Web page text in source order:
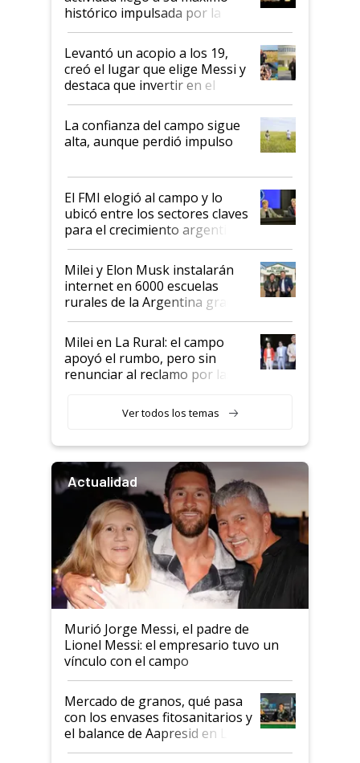
récord
histórico impulsada por la
cosecha y las exportaciones
Levantó un acopio a los 19,
creó el lugar que elige Messi y
destaca que invertir en el
kirchnerismo era como "darle
plata a un hijo para droga":
Juan Félix Rossetti, el libertario
que de una dura crisis salió
de Milei
La confianza del campo sigue
alta, aunque perdió impulso
El FMI elogió al campo y lo
ubicó entre los sectores claves
para el crecimiento argentino
Milei y Elon Musk instalarán
internet en 6000 escuelas
rurales de la Argentina gracias
a un acuerdo con Starlink
Milei en La Rural: el campo
apoyó el rumbo, pero sin
renunciar al reclamo por las
Ver todos los temas
Actualidad
Murió Jorge Messi, el padre de
Lionel Messi: el empresario tuvo un
vínculo con el campo
Mercado de granos, qué pasa
con los envases fitosanitarios y
el balance de Aapresid en La
Posta